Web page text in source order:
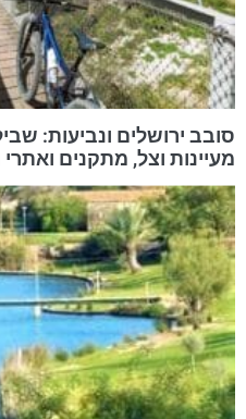
סובב ירושלים ונביעות:
מעיינות וצל, מתקנים